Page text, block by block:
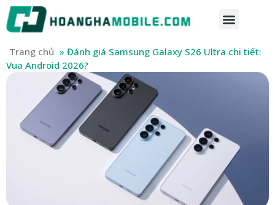
Trang chủ » Đánh giá Samsung Galaxy S26 Ultra chi tiết:
Vua Android 2026?